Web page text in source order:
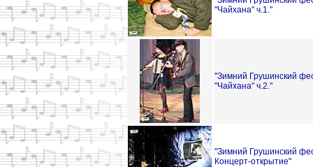
"Чайхана" ч.1."
"Зимний Грушинский
"Чайхана" ч.2."
"Зимний Грушинский
Концерт-открытие"